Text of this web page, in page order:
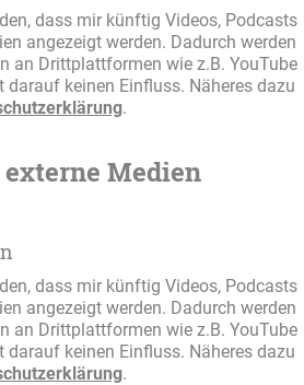
dass mir künftig Videos, Podcasts
angezeigt werden. Dadurch werden
an Drittplattformen wie z.B. YouTube
keinen Einfluss. Näheres dazu
.
Medien
dass mir künftig Videos, Podcasts
angezeigt werden. Dadurch werden
an Drittplattformen wie z.B. YouTube
keinen Einfluss. Näheres dazu
.